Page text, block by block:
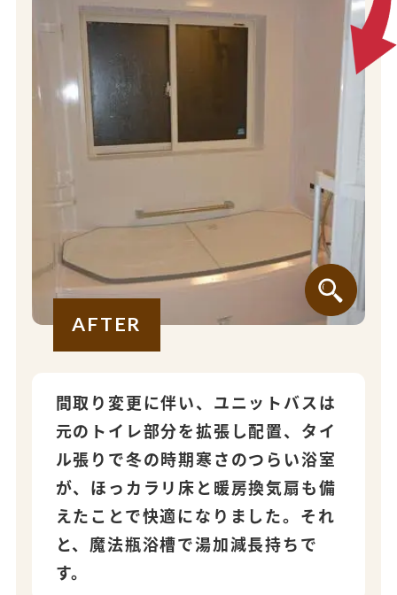
AFTER
間取り変更に伴い、ユニットバスは
元のトイレ部分を拡張し配置、タイ
ル張りで冬の時期寒さのつらい浴室
が、ほっカラリ床と暖房換気扇も備
えたことで快適になりました。それ
と、魔法瓶浴槽で湯加減長持ちで
す。